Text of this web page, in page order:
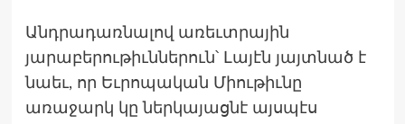
Անդրադառնալով առեւտրային
յարաբերութիւններուն՝ Լայէն յայտնած է
նաեւ, որ Եւրոպական Միութիւնը
առաջարկ կը ներկայացնէ այսպէս